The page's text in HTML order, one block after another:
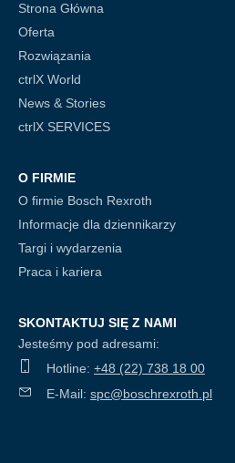
Strona Główna
Oferta
Rozwiązania
ctrlX World
News & Stories
ctrlX SERVICES
O FIRMIE
O firmie Bosch Rexroth
Informacje dla dziennikarzy
Targi i wydarzenia
Praca i kariera
SKONTAKTUJ SIĘ Z NAMI
Jesteśmy pod adresami:
Hotline: +48 (22) 738 18 00
E-Mail: spc@boschrexroth.pl